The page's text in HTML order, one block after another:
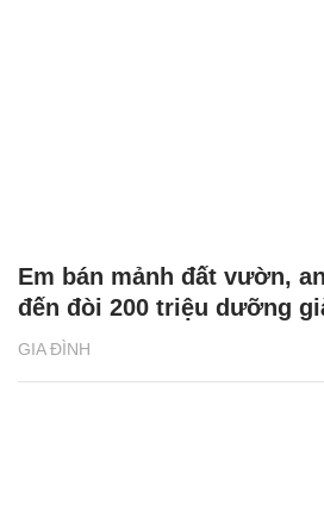
GIA ĐÌNH
Em bán mảnh đất vườn,
đến đòi 200 triệu dưỡng